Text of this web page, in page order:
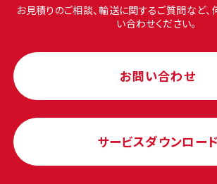
お見積りのご相談、輸送に関するご質問など
い合わせください。
お問い合わせ
サービスダウンロード